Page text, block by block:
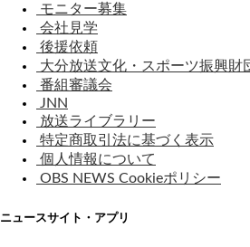
モニター募集
会社見学
後援依頼
大分放送文化・スポーツ振興財
番組審議会
JNN
放送ライブラリー
特定商取引法に基づく表示
個人情報について
OBS NEWS Cookieポリシー
ニュースサイト・アプリ